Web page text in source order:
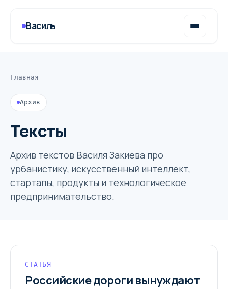
Василь
Главная
Архив
Тексты
Архив текстов Василя Закиева про
урбанистику, искусственный интеллект,
стартапы, продукты и технологическое
предпринимательство.
СТАТЬЯ
Российские дороги вынуждают